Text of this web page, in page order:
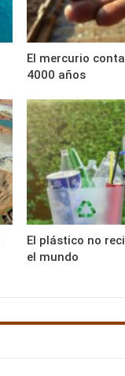
El mercurio
4000 años
El plástico no
el mundo